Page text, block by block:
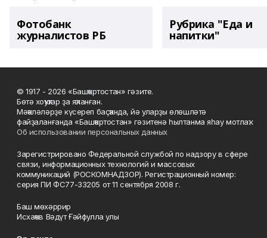
Фотобанк
журналистов РБ
Рубрика "Еда и
напитки"
© 1917 - 2026 «Башҡортостан» гәзите.
Бөтә хоҡуҡтар ҙа яҡланған.
Мәҡәләләрҙе күсереп баҫҡанда, йә уларҙы өлөшләтә
файҙаланғанда «Башҡортостан» гәзитенә һылтанма яһау мотлаҡ.
Об использовании персональных данных
Зарегистрировано Федеральной службой по надзору в сфере
связи, информационных технологий и массовых
коммуникаций (РОСКОМНАДЗОР). Регистрационный номер:
серия ПИ ФС77-33205 от 11 сентября 2008 г.
Баш мөхәррир
Исхаҡов Вәдүт Ғәйфулла улы